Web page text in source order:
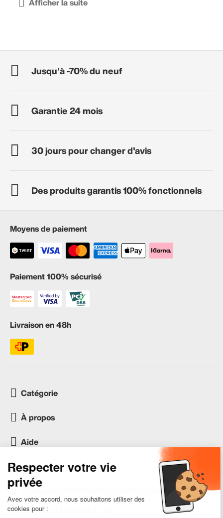
Jusqu'à -70% du neuf
Garantie 24 mois
30 jours pour changer d'avis
Des produits garantis 100% fonctionnels
Moyens de paiement
Paiement 100% sécurisé
Livraison en 48h
Catégorie
À propos
Aide
Service client
occasion.migros.mobile@recommerce.com
Lundi-Vendredi 08:00-17:00